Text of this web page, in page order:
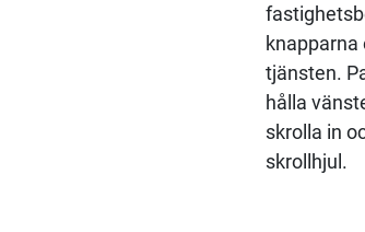
knapparna
tjänsten.
hålla
skrolla in
skrollhjul.